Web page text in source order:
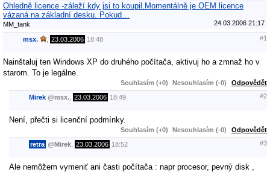
Ohledně licence -záleží kdy jsi to koupil.Momentálně je OEM licence
vázaná na základní desku. Pokud…
MM_tank 24.03.2006 21:17
msx. 23.03.2006 18:48 #1
Nainštaluj ten Windows XP do druhého počítača, aktivuj ho a zmnaž ho v
starom. To je legálne.
Souhlasím (+0) Nesouhlasím (-0) Odpovědět
Mirek @msx. 23.03.2006 18:49 #2
Není, přečti si licenční podmínky.
Souhlasím (+0) Nesouhlasím (-0) Odpovědět
retra @Mirek 23.03.2006 18:52 #3
Ale nemôžem vymeniť ani časti počítača : napr procesor, pevný disk ,